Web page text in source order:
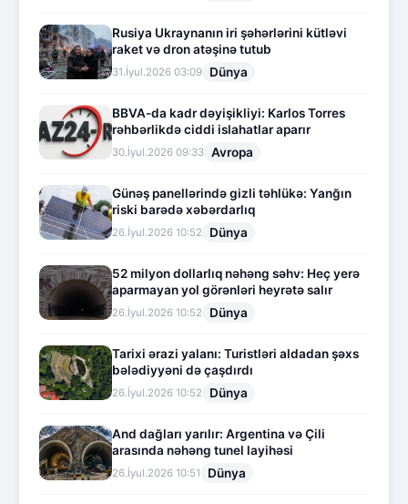
Rusiya Ukraynanın iri şəhərlərini kütləvi
raket və dron atəşinə tutub
31.İyul.2026 03:09 Dünya
BBVA-da kadr dəyişikliyi: Karlos Torres
rəhbərlikdə ciddi islahatlar aparır
30.İyul.2026 09:33 Avropa
Günəş panellərində gizli təhlükə: Yanğın
riski barədə xəbərdarlıq
26.İyul.2026 10:52 Dünya
52 milyon dollarlıq nəhəng səhv: Heç yerə
aparmayan yol görənləri heyrətə salır
26.İyul.2026 10:52 Dünya
Tarixi ərazi yalanı: Turistləri aldadan şəxs
bələdiyyəni də çaşdırdı
26.İyul.2026 10:52 Dünya
And dağları yarılır: Argentina və Çili
arasında nəhəng tunel layihəsi
26.İyul.2026 10:51 Dünya